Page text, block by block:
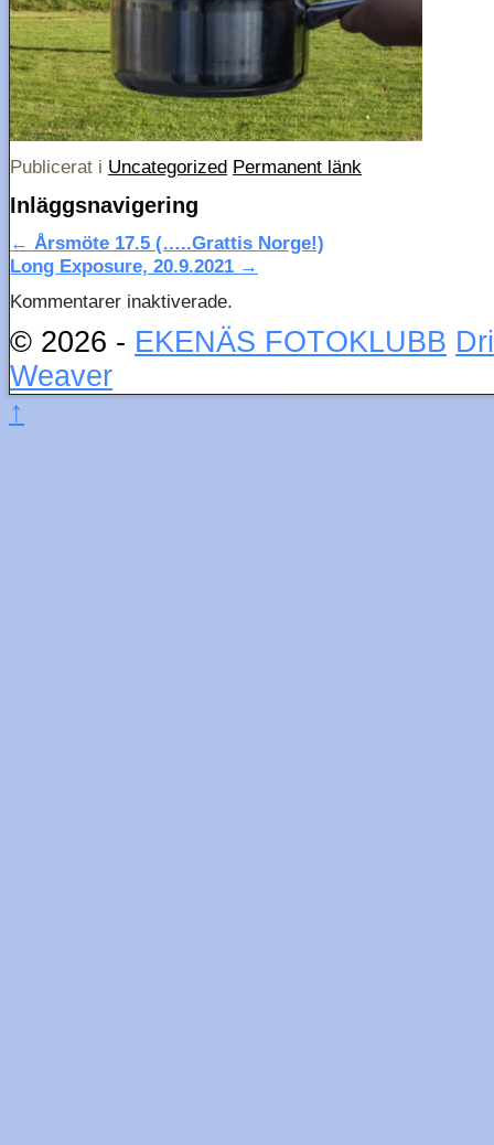
Publicerat i Uncategorized Permanent länk
Inläggsnavigering
← Årsmöte 17.5 (…..Grattis Norge!)
Long Exposure, 20.9.2021 →
Kommentarer inaktiverade.
© 2026 - EKENÄS FOTOKLUBB
Weaver
↑